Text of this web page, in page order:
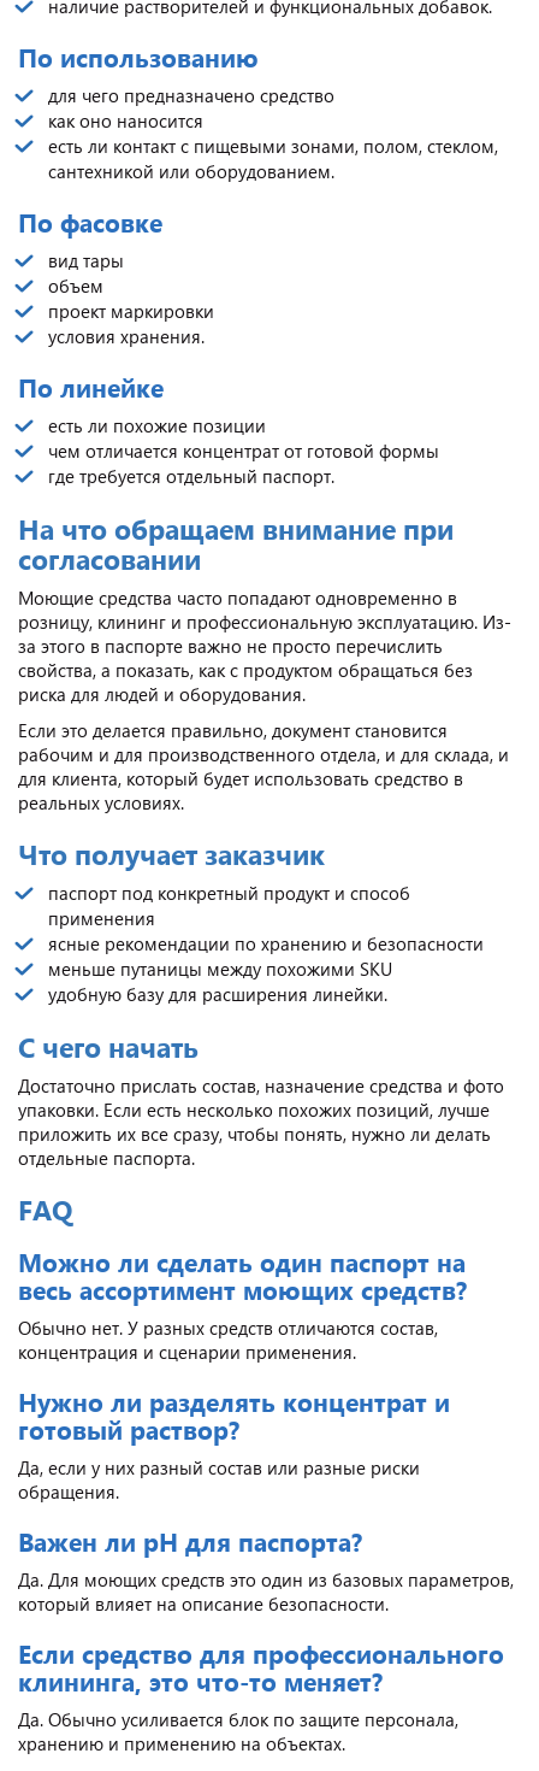
наличие растворителей и функциональных добавок.
По использованию
для чего предназначено средство
как оно наносится
есть ли контакт с пищевыми зонами, полом, стеклом,
сантехникой или оборудованием.
По фасовке
вид тары
объем
проект маркировки
условия хранения.
По линейке
есть ли похожие позиции
чем отличается концентрат от готовой формы
где требуется отдельный паспорт.
На что обращаем внимание при
согласовании
Моющие средства часто попадают одновременно в
розницу, клининг и профессиональную эксплуатацию. Из-
за этого в паспорте важно не просто перечислить
свойства, а показать, как с продуктом обращаться без
риска для людей и оборудования.
Если это делается правильно, документ становится
рабочим и для производственного отдела, и для склада, и
для клиента, который будет использовать средство в
реальных условиях.
Что получает заказчик
паспорт под конкретный продукт и способ
применения
ясные рекомендации по хранению и безопасности
меньше путаницы между похожими SKU
удобную базу для расширения линейки.
С чего начать
Достаточно прислать состав, назначение средства и фото
упаковки. Если есть несколько похожих позиций, лучше
приложить их все сразу, чтобы понять, нужно ли делать
отдельные паспорта.
FAQ
Можно ли сделать один паспорт на
весь ассортимент моющих средств?
Обычно нет. У разных средств отличаются состав,
концентрация и сценарии применения.
Нужно ли разделять концентрат и
готовый раствор?
Да, если у них разный состав или разные риски
обращения.
Важен ли pH для паспорта?
Да. Для моющих средств это один из базовых параметров,
который влияет на описание безопасности.
Если средство для профессионального
клининга, это что-то меняет?
Да. Обычно усиливается блок по защите персонала,
хранению и применению на объектах.